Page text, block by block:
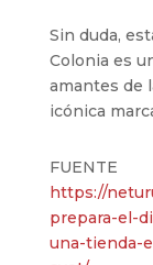
Sin duda,
Colonia es
amantes de
icónica
FUENTE
https://
prepara-el-
una-tienda-